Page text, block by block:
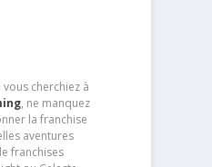
vous cherchiez à
, ne manquez
la franchise
aventures
franchises